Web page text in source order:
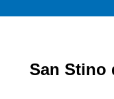
San Stino